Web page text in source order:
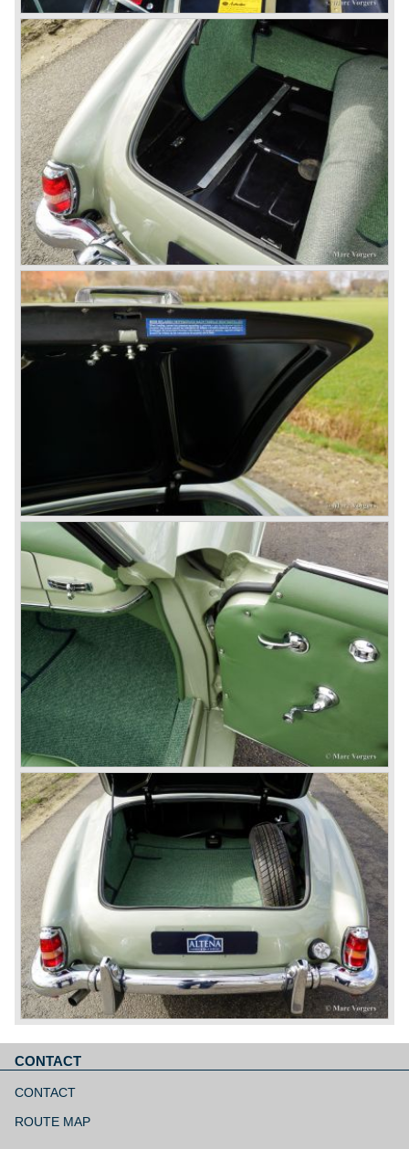
CONTACT
overslaan
CONTACT
ROUTE MAP